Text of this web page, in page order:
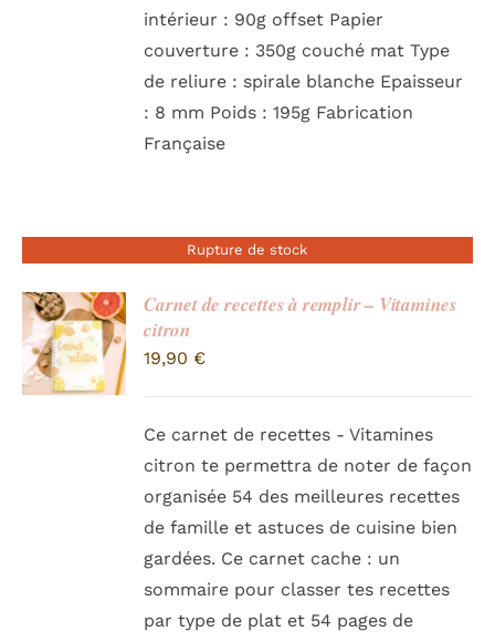
intérieur : 90g offset Papier
couverture : 350g couché mat Type
de reliure : spirale blanche Epaisseur
: 8 mm Poids : 195g Fabrication
Française
Rupture de stock
Carnet de recettes à remplir – Vitamines
citron
19,90 €
Ce carnet de recettes - Vitamines
citron te permettra de noter de façon
organisée 54 des meilleures recettes
de famille et astuces de cuisine bien
gardées. Ce carnet cache : un
sommaire pour classer tes recettes
par type de plat et 54 pages de